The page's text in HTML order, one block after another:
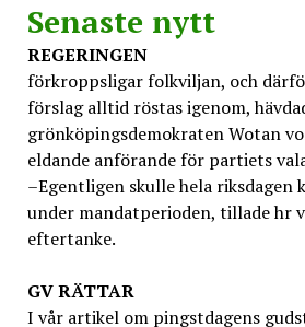
Senaste nytt
REGERINGEN
förkroppsligar folkviljan, och
förslag alltid röstas igenom,
grönköpingsdemokraten Wotan
eldande anförande för partiets
–Egentligen skulle hela riksdagen
under mandatperioden, tillade hr
eftertanke.
GVRÄTTAR
I vår artikel om pingstdagens